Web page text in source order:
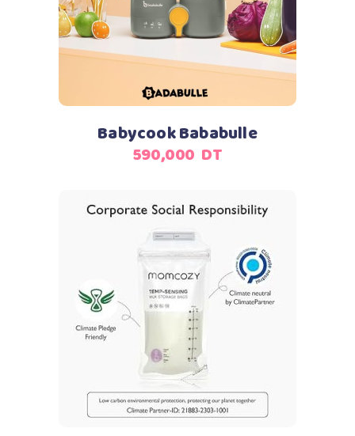
Babycook Bababulle
590,000 DT
Ajouter au panier